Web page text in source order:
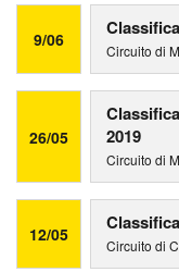
9/06
Circuito di
26/05
2019
Circuito di
12/05
Circuito di